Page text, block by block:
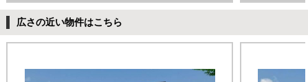
広さの近い物件はこちら